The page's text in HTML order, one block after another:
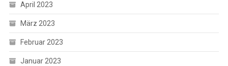
April 2023
März 2023
Februar 2023
Januar 2023